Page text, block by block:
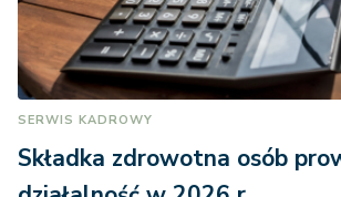
SERWIS KADROWY
Składka zdrowotna osób